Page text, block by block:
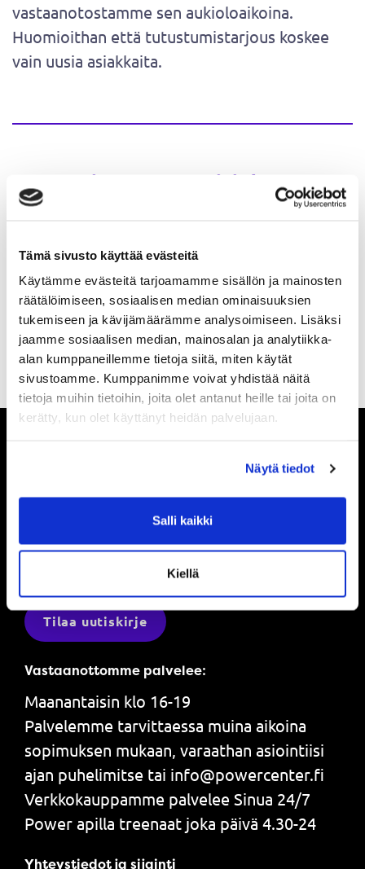
Tämä sivusto käyttää evästeitä
Käytämme evästeitä tarjoamamme sisällön ja mainosten
räätälöimiseen, sosiaalisen median ominaisuuksien
tukemiseen ja kävijämäärämme analysoimiseen. Lisäksi
jaamme sosiaalisen median, mainosalan ja analytiikka-
alan kumppaneillemme tietoja siitä, miten käytät
sivustoamme. Kumppanimme voivat yhdistää näitä
tietoja muihin tietoihin, joita olet antanut heille tai joita on
kerätty, kun olet käyttänyt heidän palvelujaan.
Näytä tiedot
Salli kaikki
Kiellä
vastaanotostamme sen aukioloaikoina.
Huomioithan että tutustumistarjous koskee
vain uusia asiakkaita.
Powermixx tutustumisjakso
jälleen myynnissä 1.9.2025 alkaen,
Ole ensimmäinen, joka saa tietää mitä
Powerilla tapahtuu ja saat ensimmäisenä
Tilaa uutiskirje
Vastaanottomme palvelee:
Maanantaisin klo 16-19
Palvelemme tarvittaessa muina aikoina
sopimuksen mukaan, varaathan asiointiisi
ajan puhelimitse tai info@powercenter.fi
Verkkokauppamme palvelee Sinua 24/7
Power apilla treenaat joka päivä 4.30-24
Yhteystiedot ja sijainti